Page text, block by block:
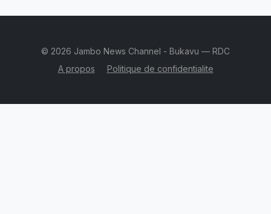
© 2026 Jambo News Channel - Bukavu — RDC
A propos
Politique de confidentialite